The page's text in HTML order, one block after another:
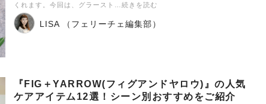
くれます。今回は、グラースト…続きを読む
LISA （フェリーチェ編集部）
『FIG＋YARROW(フィグアンドヤロウ)』の人気
ケアアイテム12選！シーン別おすすめをご紹介